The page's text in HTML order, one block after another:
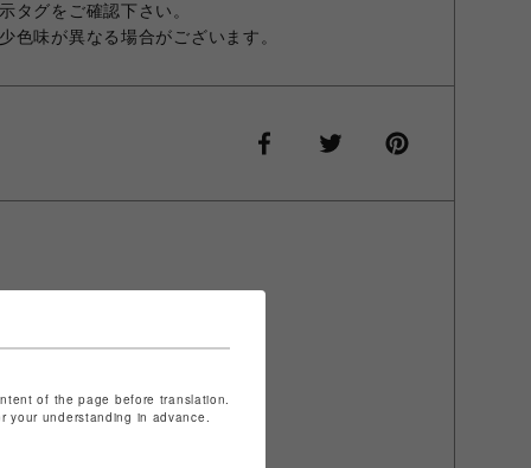
タグをご確認下さい。
色味が異なる場合がございます。
of the page before translation.
understanding in advance.